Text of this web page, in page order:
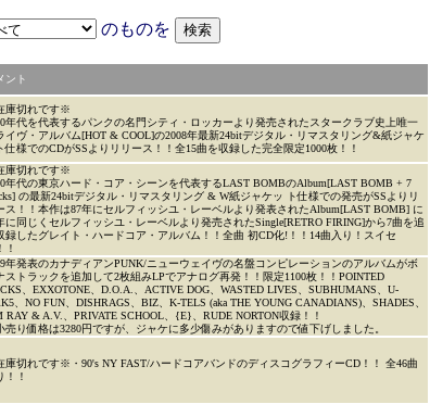
のものを
ント
庫切れです※
年代を代表するパンクの名門シティ・ロッカーより発売されたスタークラブ史上唯一
イヴ・アルバム[HOT & COOL]の2008年最新24bitデジタル・リマスタリング&紙ジャケ
仕様でのCDがSSよりリリース！！全15曲を収録した完全限定1000枚！！
庫切れです※
年代の東京ハード・コア・シーンを代表するLAST BOMBのAlbum[LAST BOMB + 7
の最新24bitデジタル・リマスタリング & W紙ジャケッ ト仕様での発売がSSよりリ
ス！！本作は87年にセルフィッシユ・レーベルより発表されたAlbum[LAST BOMB] に
に同じくセルフィッシユ・レーベルより発売されたSingle[RETRO FIRING]から7曲を追
録したグレイト・ハードコア・アルバム！！全曲 初CD化!！！14曲入り！スイセ
！
年発表のカナディアンPUNK/ニューウェイヴの名盤コンピレーションのアルバムがボ
ストラックを追加して2枚組みLPでアナログ再発！！限定1100枚！！POINTED
、EXXOTONE、D.O.A.、ACTIVE DOG、WASTED LIVES、SUBHUMANS、U-
、NO FUN、DISHRAGS、BIZ、K-TELS (aka THE YOUNG CANADIANS)、SHADES、
RAY & A.V.、PRIVATE SCHOOL、{E}、RUDE NORTON収録！！
売り価格は3280円ですが、ジャケに多少傷みがありますので値下げしました。
庫切れです※・90's NY FAST/ハードコアバンドのディスコグラフィーCD！！ 全46曲
！！